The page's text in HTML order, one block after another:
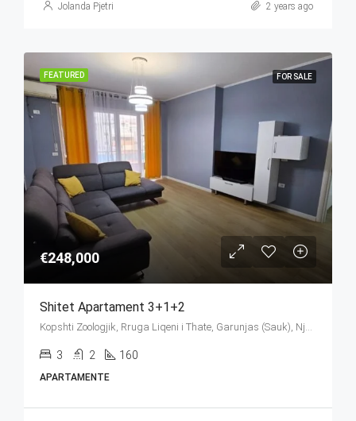
Jolanda Pjetri 2 years ago
FEATURED FOR SALE
€248,000
Shitet Apartament 3+1+2
Kopshti Zoologjik, Rruga Liqeni i Thate, Garunjas (Sauk), Njësia Bashkiake Nr. 2, Farkë, Tirana Municipality, Tirana County, Central Albania, 1045, Albania
3 2 160
APARTAMENTE